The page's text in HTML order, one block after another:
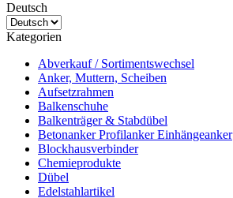
Deutsch
Kategorien
Abverkauf / Sortimentswechsel
Anker, Muttern, Scheiben
Aufsetzrahmen
Balkenschuhe
Balkenträger & Stabdübel
Betonanker Profilanker Einhängeanker
Blockhausverbinder
Chemieprodukte
Dübel
Edelstahlartikel